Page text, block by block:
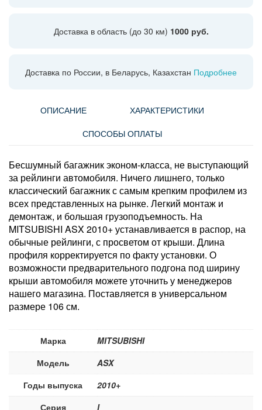
Доставка в область (до 30 км) 1000 руб.
Доставка по России, в Беларусь, Казахстан Подробнее
ОПИСАНИЕ
ХАРАКТЕРИСТИКИ
СПОСОБЫ ОПЛАТЫ
Бесшумный багажник эконом-класса, не выступающий
за рейлинги автомобиля. Ничего лишнего, только
классический багажник с самым крепким профилем из
всех представленных на рынке. Легкий монтаж и
демонтаж, и большая грузоподъемность. На
MITSUBISHI ASX 2010+ устанавливается в распор, на
обычные рейлинги, с просветом от крыши. Длина
профиля корректируется по факту установки. О
возможности предварительного подгона под ширину
крыши автомобиля можете уточнить у менеджеров
нашего магазина. Поставляется в универсальном
размере 106 см.
Марка
MITSUBISHI
Модель
ASX
Годы выпуска
2010+
Серия
I